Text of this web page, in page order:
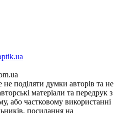
не поділяти думки авторів та не
матеріали та передрук з
або частковому використанні
посилання на